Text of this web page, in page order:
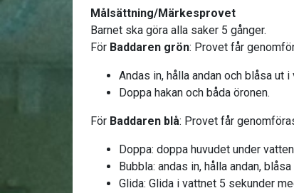
Målsättning/Märkesprovet
Barnet ska göra alla saker 5 gånger.
För Baddaren grön: Provet får
Andas in, hålla andan och blåsa ut
Doppa hakan och båda öronen.
För Baddaren blå: Provet får
Doppa: doppa huvudet under
Bubbla: andas in, hålla andan,
Glida: Glida i vattnet 5 sekunder